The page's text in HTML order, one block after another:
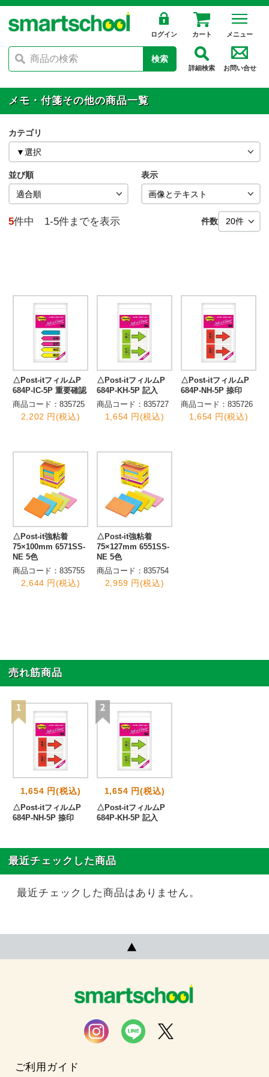
ログイン カート メニュー
検索
詳細検索 お問い合せ
メモ・付箋その他の商品一覧
カテゴリ
並び順 表示
5件中 1-5件までを表示 件数
△Post-itフィルムP
684P-IC-5P 重要確認
商品コード：835725
2,202 円(税込)
△Post-itフィルムP
684P-KH-5P 記入
商品コード：835727
1,654 円(税込)
△Post-itフィルムP
684P-NH-5P 捺印
商品コード：835726
1,654 円(税込)
△Post-it強粘着
75×100mm 6571SS-
NE 5色
商品コード：835755
2,644 円(税込)
△Post-it強粘着
75×127mm 6551SS-
NE 5色
商品コード：835754
2,959 円(税込)
売れ筋商品
1,654 円(税込)
△Post-itフィルムP
684P-NH-5P 捺印
1,654 円(税込)
△Post-itフィルムP
684P-KH-5P 記入
最近チェックした商品
最近チェックした商品はありません。
ご利用ガイド